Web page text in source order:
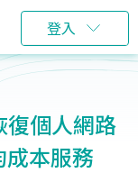
登入
個人網路
本服務